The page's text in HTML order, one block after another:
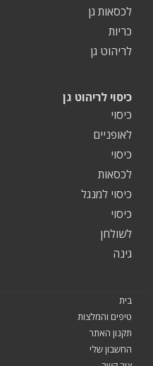
לכסאות גן
כריות
לריהוט גן
כיסוי לריהוט גן
כיסוי
לאופניים
כיסוי
לכסאות
כיסוי למנגל
כיסוי
לשולחן
גינה
בית
טיפים והמלצות
תקנון האתר
החשבון שלי